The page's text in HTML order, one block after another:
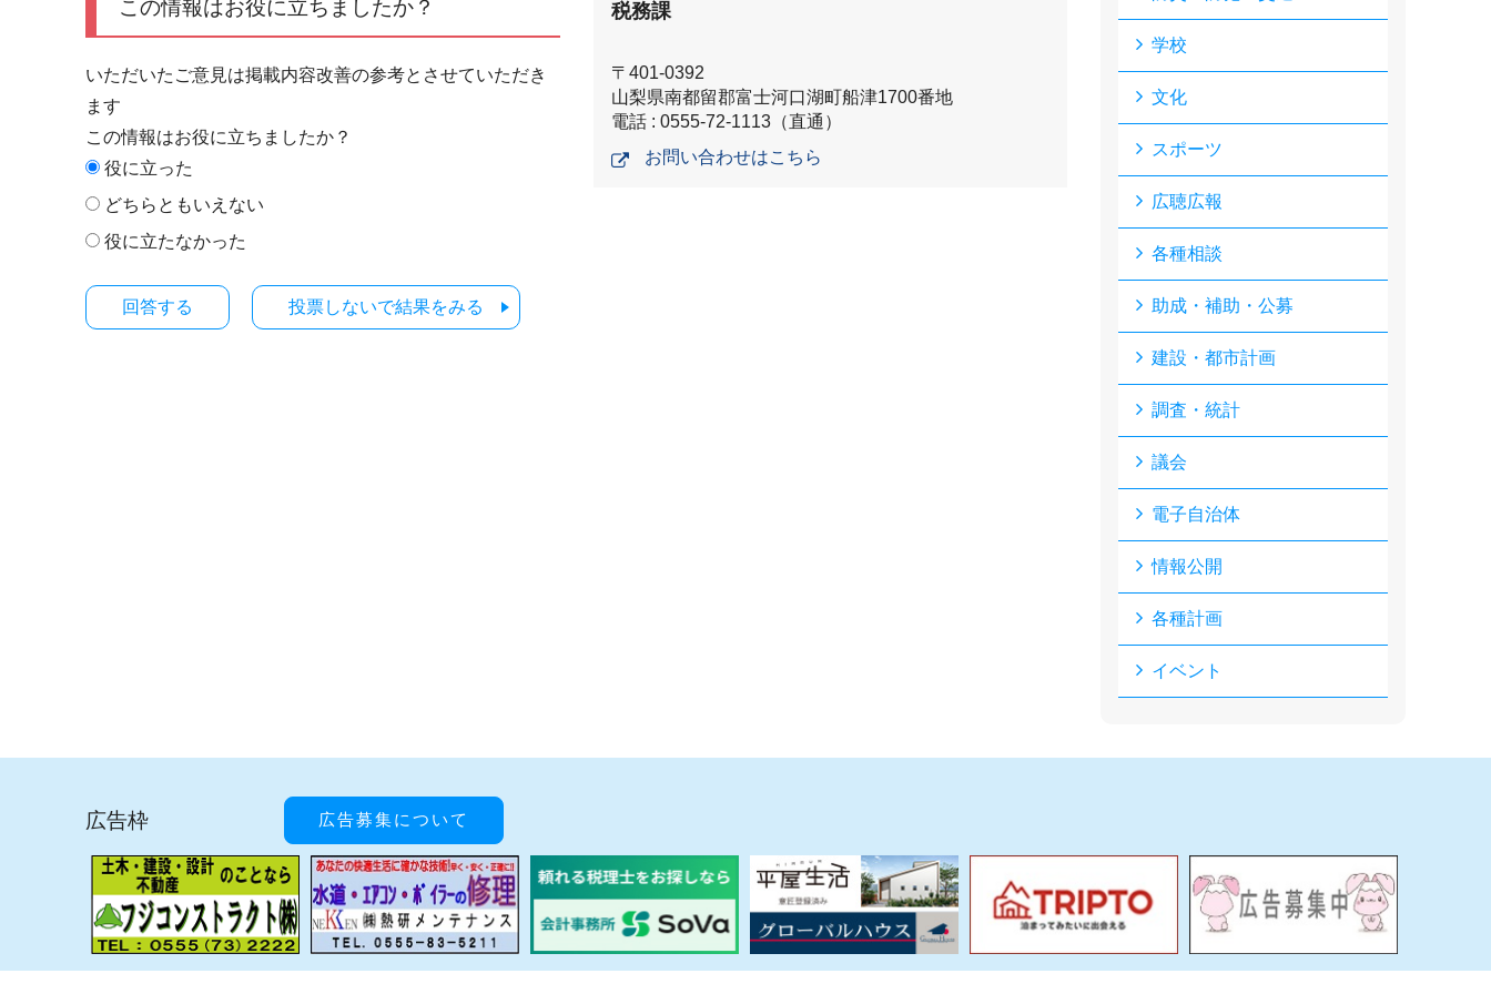
この情報はお役に立ちましたか？
いただいたご意見は掲載内容改善の参考とさせていただき
ます
この情報はお役に立ちましたか？
役に立った
どちらともいえない
役に立たなかった
投票しないで結果をみる
税務課
〒401-0392
山梨県南都留郡富士河口湖町船津1700番地
電話 : 0555-72-1113（直通）
お問い合わせはこちら
学校
文化
スポーツ
広聴広報
各種相談
助成・補助・公募
建設・都市計画
調査・統計
議会
電子自治体
情報公開
各種計画
イベント
広告枠 広告募集について